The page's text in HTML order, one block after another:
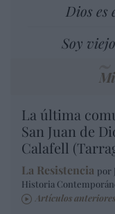
Dios es
Soy
La última
San Juan de
Calafell
La Resistencia por
Historia
Artículos anteriores